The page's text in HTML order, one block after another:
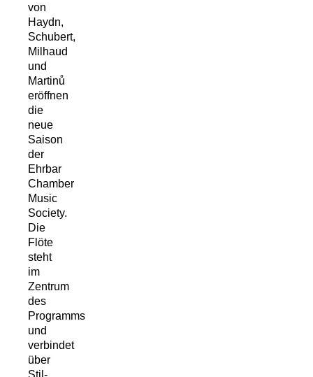
von
Haydn,
Schubert,
Milhaud
und
Martinů
eröffnen
die
neue
Saison
der
Ehrbar
Chamber
Music
Society.
Die
Flöte
steht
im
Zentrum
des
Programms
und
verbindet
über
Stil-